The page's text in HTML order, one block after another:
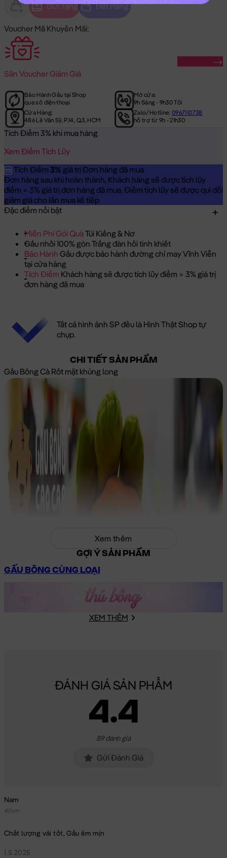
Gửi Tặng Hết Hàng
Voucher Mã Khuyến Mãi:
Săn Voucher Giảm Giá
Bảo Hành Gấu tại Shop
qua số điện thoại
Mở cửa:
9h Sáng - 9h30 Tối
Cửa Hàng:
486 Lê Văn Sỹ, P.14, Q.3, HCM
Zalo/Hotline:0967110738
hỗ trợ từ 9h - 21h30
Tích Điểm 3% khi mua hàng
Xem Điểm Tích Lũy
Tích Điểm 3% giá trị Đơn hàng đã mua
Đơn hàng sau khi hoàn thành, Khách hàng sẽ được tích lũy
điểm = 3% giá trị đơn hàng đã mua. Điểm tích lũy sẽ được qui đổi
giảm giá cho lần mua kế tiếp
Đặc điểm nổi bật
Miễn Phí Gói QuàTúi Kiếng & Nơ
Gấu nhồi 100% gòn Trắng đàn hồi tinh khiết
Bảo Hành Gấu được bảo hành đường chỉ may Vĩnh Viễn
tại cửa hàng
Tích Điểm Khách hàng sẽ được tích lũy điểm = 3% giá trị
đơn hàng đã mua
Tất cả hình ảnh SP đều là Hình Thật Shop tự
chụp.
CHI TIẾT SẢN PHẨM
Gấu Bông Cà Rốt mặt khủng long
Xem thêm
GỢI Ý SẢN PHẨM
GẤU BÔNG CÙNG LOẠI
XEM THÊM
ĐÁNH GIÁ SẢN PHẨM
4.4
89 đánh giá
Gửi Đánh Giá
Nam
40cm
Chất lượng vải tốt, Gấu êm mịn
1.5.2025